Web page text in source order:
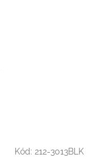
Kód: 212-3013BLK